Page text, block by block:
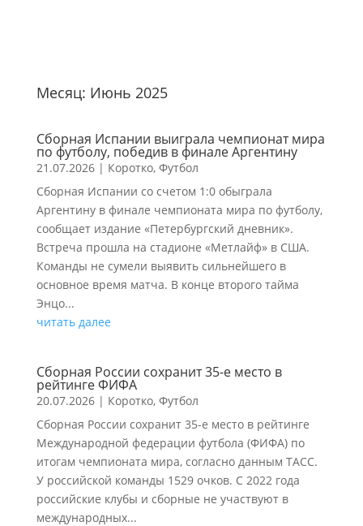
Месяц: Июнь 2025
Сборная Испании выиграла чемпионат мира
по футболу, победив в финале Аргентину
21.07.2026| Коротко, Футбол
Сборная Испании со счетом 1:0 обыграла
Аргентину в финале чемпионата мира по футболу,
сообщает издание «Петербургский дневник».
Встреча прошла на стадионе «Метлайф» в США.
Команды не сумели выявить сильнейшего в
основное время матча. В конце второго тайма
Энцо...
читать далее
Сборная России сохранит 35-е место в
рейтинге ФИФА
20.07.2026| Коротко, Футбол
Сборная России сохранит 35-е место в рейтинге
Международной федерации футбола (ФИФА) по
итогам чемпионата мира, согласно данным ТАСС.
У российской команды 1529 очков. С 2022 года
российские клубы и сборные не участвуют в
международных...